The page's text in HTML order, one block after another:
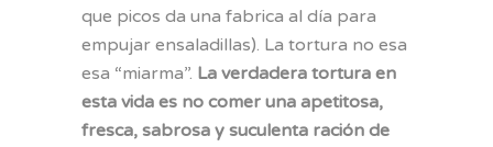
que picos da una fabrica al día para
empujar ensaladillas). La tortura no esa
esa “miarma”. La verdadera tortura en
esta vida es no comer una apetitosa,
fresca, sabrosa y suculenta ración de